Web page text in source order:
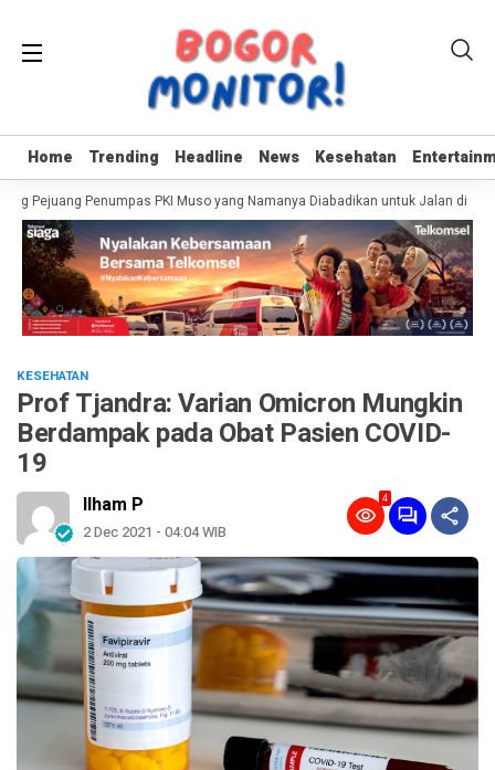
Home Trending Headline News Kesehatan
Home Trending Headline News Kesehatan
Pejuang Penumpas PKI Muso yang Namanya Diabadikan untuk Jalan di
KESEHATAN
Prof Tjandra: Varian Omicron Mungkin
Berdampak pada Obat Pasien COVID-
19
Ilham P
2 Dec 2021 - 04:04 WIB
4